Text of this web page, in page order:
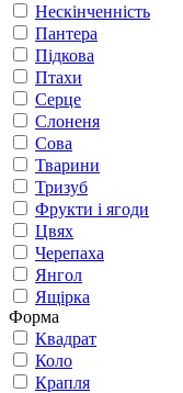
Нескінченність
Пантера
Підкова
Птахи
Серце
Слоненя
Сова
Тварини
Тризуб
Фрукти і ягоди
Цвях
Черепаха
Янгол
Ящірка
Форма
Квадрат
Коло
Крапля